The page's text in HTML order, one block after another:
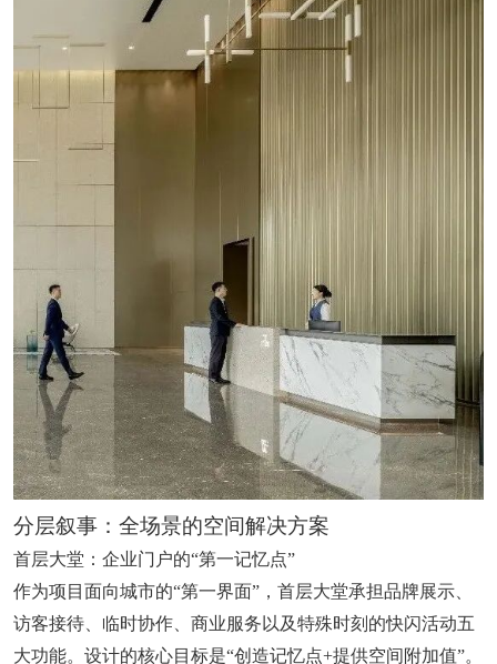
分层叙事：全场景的空间解决方案
首层大堂：企业门户的“第一记忆点”
作为项目面向城市的“第一界面”，首层大堂承担品牌展示、
访客接待、临时协作、商业服务以及特殊时刻的快闪活动五
大功能。设计的核心目标是“创造记忆点+提供空间附加值”。